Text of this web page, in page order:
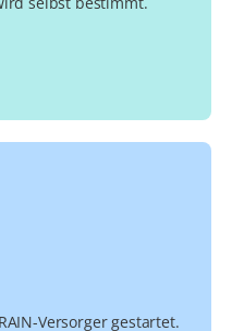
Versorger gestartet.